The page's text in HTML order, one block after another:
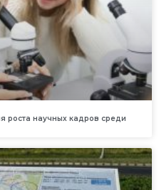
роста научных кадров среди